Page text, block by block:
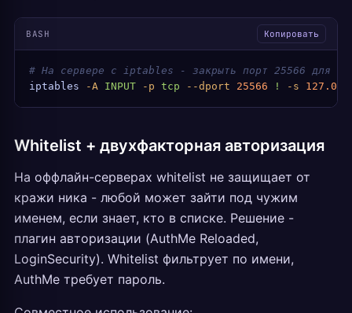
BASH Копировать
# На сервере с iptables - закрыть порт 25566 для
iptables -A INPUT -p tcp --dport 25566 ! -s
Whitelist + двухфакторная авторизация
На оффлайн-серверах whitelist не защищает от
кражи ника - любой может зайти под чужим
именем, если знает, кто в списке. Решение -
плагин авторизации (AuthMe Reloaded,
LoginSecurity). Whitelist фильтрует по имени,
AuthMe требует пароль.